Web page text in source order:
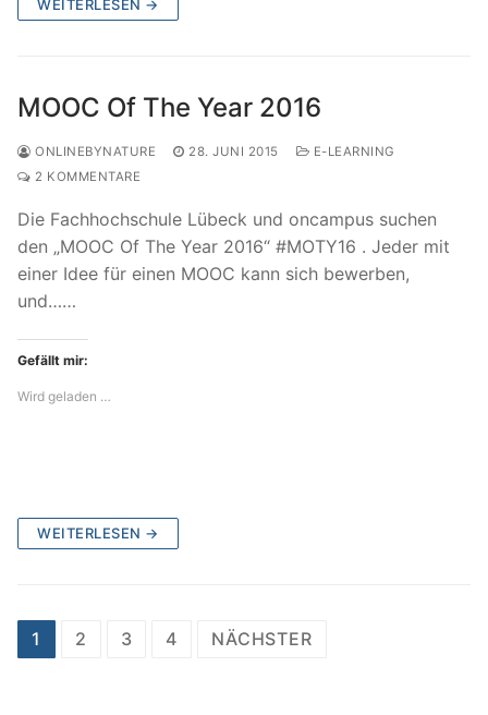
WEITERLESEN →
MOOC Of The Year 2016
ONLINEBYNATURE 28. JUNI 2015
E-LEARNING
2 KOMMENTARE
Die Fachhochschule Lübeck und oncampus suchen
den „MOOC Of The Year 2016“ #MOTY16 . Jeder mit
einer Idee für einen MOOC kann sich bewerben,
und……
Gefällt mir:
Wird geladen …
WEITERLESEN →
Beitragsnavigation
1 2 3 4 NÄCHSTER